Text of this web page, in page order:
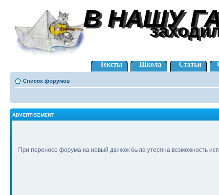
В НАШУ
В НАШУ
Тексты Школа Статьи
Список форумов
ADVERTISEMENT
При переносе форума на новый движок была утеряна возможность